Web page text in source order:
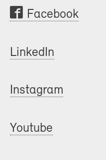
Facebook
LinkedIn
Instagram
Youtube